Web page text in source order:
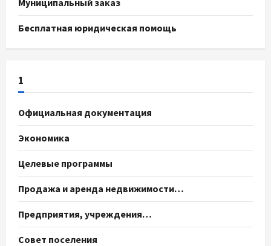
Бесплатная юридическая помощь
1
Официальная документация
Экономика
Целевые программы
Продажа и аренда недвижимости…
Предприятия, учреждения…
Совет поселения